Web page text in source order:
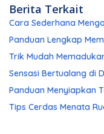
Berita Terkait
Cara Sederhana
Panduan Lengkap
Trik Mudah
Sensasi Bertualang di
Panduan Menyiapkan
Tips Cerdas Menata